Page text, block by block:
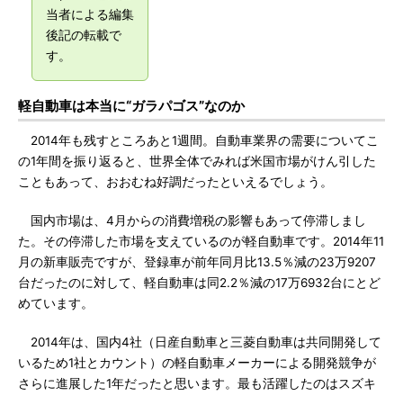
当者による編集
後記の転載で
す。
軽自動車は本当に“ガラパゴス”なのか
2014年も残すところあと1週間。自動車業界の需要についてこ
の1年間を振り返ると、世界全体でみれば米国市場がけん引した
こともあって、おおむね好調だったといえるでしょう。
国内市場は、4月からの消費増税の影響もあって停滞しまし
た。その停滞した市場を支えているのが軽自動車です。2014年11
月の新車販売ですが、登録車が前年同月比13.5％減の23万9207
台だったのに対して、軽自動車は同2.2％減の17万6932台にとど
めています。
2014年は、国内4社（日産自動車と三菱自動車は共同開発して
いるため1社とカウント）の軽自動車メーカーによる開発競争が
さらに進展した1年だったと思います。最も活躍したのはスズキ